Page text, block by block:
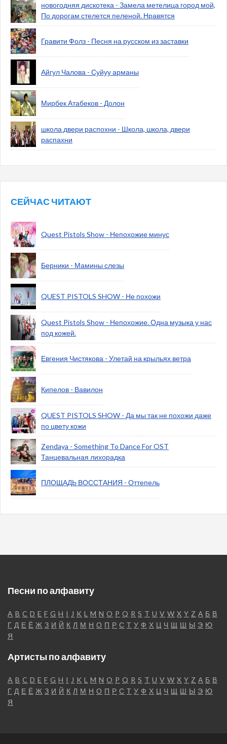
новогодняя дискотека - Замела метелица город мой,
По дорогам стелется пеленой. Нравятся
Гравити Фолз - Песня на русском из заставки
Айгул Чалова - Суйуу арманы
Мирбек Атабеков - Долон
школа двери распохни - Школа, школа, двери
распахни
СЕЙЧАС ЧИТАЮТ
Quest Pistols Show - Непохожие минус
Берники - Мамины слезы
QUEST PISTOLS SHOW - Не похожи
Quest Pistols Show - Непохожие. Одна музыка у нас
под кожей.
Евгения Чистякова - Улетай на крыльях ветра
Кипелов - Вавилон
QUEST PISTOLS SHOW - Да мы так не похожи даже
по цвету кожи
Zendaya - Something To Dance For OST
Танцевальная лихорадка
ПЛОЩАДЬ ВОССТАНИЯ - Оттепель
Песни по алфавиту
A B C D E F G H I J K L M N O P Q R S T U V W X Y Z А Б В
Г Д Е Ё Ж З И Й К Л М Н О П Р С Т У Ф Х Ц Ч Щ Ш Ы Э Ю
Я
Артисты по алфавиту
A B C D E F G H I J K L M N O P Q R S T U V W X Y Z А Б В
Г Д Е Ё Ж З И Й К Л М Н О П Р С Т У Ф Х Ц Ч Щ Ш Ы Э Ю
Я